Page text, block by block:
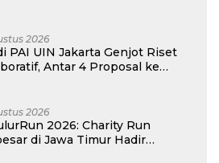
2026
PAI UIN Jakarta Genjot Riset
Antar 4 Proposal ke
2026
2026: Charity Run
di Jawa Timur Hadir